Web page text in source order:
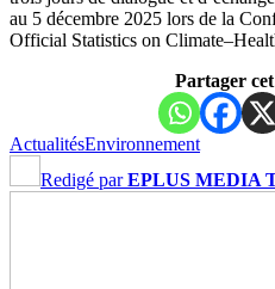
au 5 décembre 2025 lors de la
Official Statistics on
Partager
ActualitésEnvironnement
Redigé parEPLUS MEDIA